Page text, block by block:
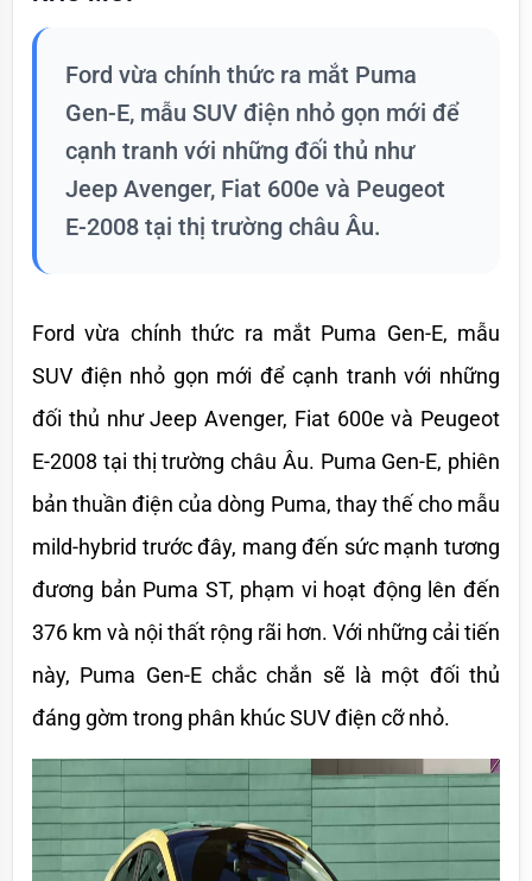
Ford vừa chính thức ra mắt Puma
Gen-E, mẫu SUV điện nhỏ gọn mới để
cạnh tranh với những đối thủ như
Jeep Avenger, Fiat 600e và Peugeot
E-2008 tại thị trường châu Âu.
Ford vừa chính thức ra mắt Puma Gen-E, mẫu
SUV điện nhỏ gọn mới để cạnh tranh với những
đối thủ như Jeep Avenger, Fiat 600e và Peugeot
E-2008 tại thị trường châu Âu. Puma Gen-E, phiên
bản thuần điện của dòng Puma, thay thế cho mẫu
mild-hybrid trước đây, mang đến sức mạnh tương
đương bản Puma ST, phạm vi hoạt động lên đến
376 km và nội thất rộng rãi hơn. Với những cải tiến
này, Puma Gen-E chắc chắn sẽ là một đối thủ
đáng gờm trong phân khúc SUV điện cỡ nhỏ.